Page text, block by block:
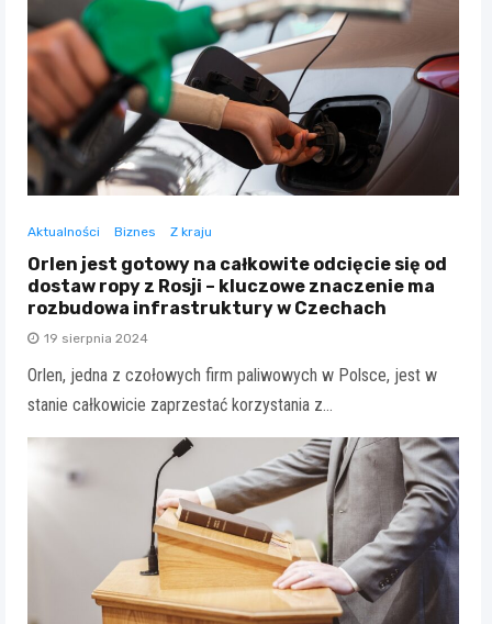
Aktualności Biznes Z kraju
Orlen jest gotowy na całkowite odcięcie się od
dostaw ropy z Rosji – kluczowe znaczenie ma
rozbudowa infrastruktury w Czechach
19 sierpnia 2024
Orlen, jedna z czołowych firm paliwowych w Polsce, jest w
stanie całkowicie zaprzestać korzystania z…